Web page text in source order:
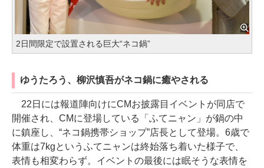
2日間限定で設置される巨大“ネコ鍋”
ゆうたろう、柳沢慎吾がネコ鍋に癒やされる
22日には報道陣向けにCMお披露目イベントが同店で
開催され、CMに登場している「ふてニャン」が鍋の中
に鎮座し、“ネコ鍋携帯ショップ”店長として登場。6歳で
体重は7kgというふてニャンは終始落ち着いた様子で、
表情も相変わらず。イベントの最後には眠そうな表情を